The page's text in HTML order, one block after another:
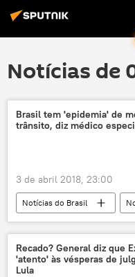
Notícias de
Brasil tem 'epidemia' de
trânsito, diz médico
3 de abril 2018, 23:00
Notícias do Brasil
Recado? General diz que
'atento' às vésperas de
Lula